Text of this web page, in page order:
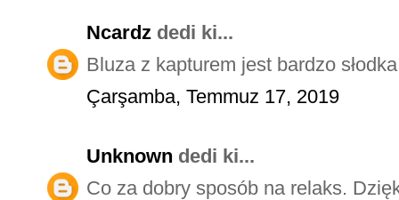
Ncardz dedi ki...
Bluza z kapturem jest bardzo
Çarşamba, Temmuz 17, 2019
Unknown dedi ki...
Co za dobry sposób na relaks.